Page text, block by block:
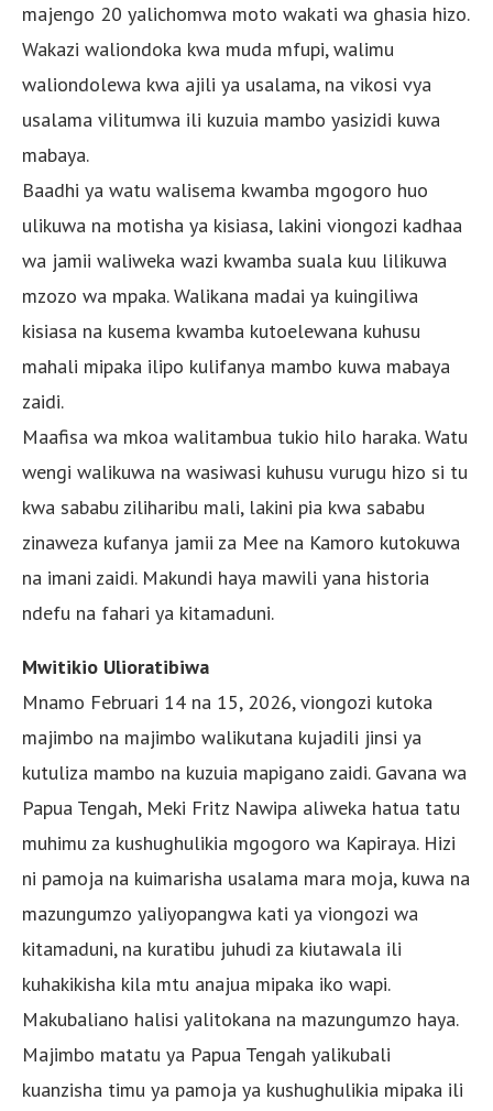
majengo 20 yalichomwa moto wakati wa ghasia hizo.
Wakazi waliondoka kwa muda mfupi, walimu
waliondolewa kwa ajili ya usalama, na vikosi vya
usalama vilitumwa ili kuzuia mambo yasizidi kuwa
mabaya.
Baadhi ya watu walisema kwamba mgogoro huo
ulikuwa na motisha ya kisiasa, lakini viongozi kadhaa
wa jamii waliweka wazi kwamba suala kuu lilikuwa
mzozo wa mpaka. Walikana madai ya kuingiliwa
kisiasa na kusema kwamba kutoelewana kuhusu
mahali mipaka ilipo kulifanya mambo kuwa mabaya
zaidi.
Maafisa wa mkoa walitambua tukio hilo haraka. Watu
wengi walikuwa na wasiwasi kuhusu vurugu hizo si tu
kwa sababu ziliharibu mali, lakini pia kwa sababu
zinaweza kufanya jamii za Mee na Kamoro kutokuwa
na imani zaidi. Makundi haya mawili yana historia
ndefu na fahari ya kitamaduni.
Mwitikio Ulioratibiwa
Mnamo Februari 14 na 15, 2026, viongozi kutoka
majimbo na majimbo walikutana kujadili jinsi ya
kutuliza mambo na kuzuia mapigano zaidi. Gavana wa
Papua Tengah, Meki Fritz Nawipa aliweka hatua tatu
muhimu za kushughulikia mgogoro wa Kapiraya. Hizi
ni pamoja na kuimarisha usalama mara moja, kuwa na
mazungumzo yaliyopangwa kati ya viongozi wa
kitamaduni, na kuratibu juhudi za kiutawala ili
kuhakikisha kila mtu anajua mipaka iko wapi.
Makubaliano halisi yalitokana na mazungumzo haya.
Majimbo matatu ya Papua Tengah yalikubali
kuanzisha timu ya pamoja ya kushughulikia mipaka ili